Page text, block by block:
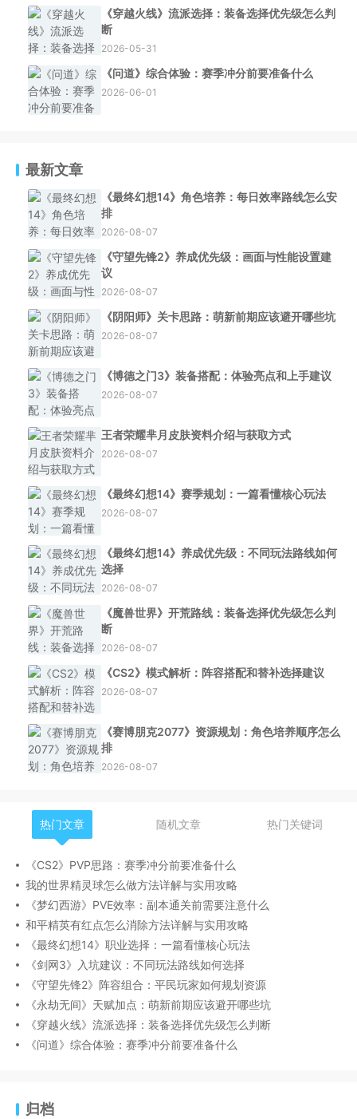
《穿越火线》流派选择：装备选择优先级怎么判
断
2026-05-31
《问道》综合体验：赛季冲分前要准备什么
2026-06-01
最新文章
《最终幻想14》角色培养：每日效率路线怎么安
排
2026-08-07
《守望先锋2》养成优先级：画面与性能设置建
议
2026-08-07
《阴阳师》关卡思路：萌新前期应该避开哪些坑
2026-08-07
《博德之门3》装备搭配：体验亮点和上手建议
2026-08-07
王者荣耀芈月皮肤资料介绍与获取方式
2026-08-07
《最终幻想14》赛季规划：一篇看懂核心玩法
2026-08-07
《最终幻想14》养成优先级：不同玩法路线如何
选择
2026-08-07
《魔兽世界》开荒路线：装备选择优先级怎么判
断
2026-08-07
《CS2》模式解析：阵容搭配和替补选择建议
2026-08-07
《赛博朋克2077》资源规划：角色培养顺序怎么
排
2026-08-07
热门文章 随机文章 热门关键词
《CS2》PVP思路：赛季冲分前要准备什么
我的世界精灵球怎么做方法详解与实用攻略
《梦幻西游》PVE效率：副本通关前需要注意什么
和平精英有红点怎么消除方法详解与实用攻略
《最终幻想14》职业选择：一篇看懂核心玩法
《剑网3》入坑建议：不同玩法路线如何选择
《守望先锋2》阵容组合：平民玩家如何规划资源
《永劫无间》天赋加点：萌新前期应该避开哪些坑
《穿越火线》流派选择：装备选择优先级怎么判断
《问道》综合体验：赛季冲分前要准备什么
归档